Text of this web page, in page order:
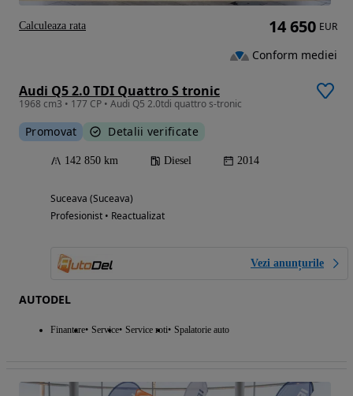
Audi Q5 2.0 TDI Quattro S tronic
1968 cm3 • 177 CP • Audi Q5 2.0tdi quattro s-tronic
Promovat Detalii verificate
142 850 km Diesel 2014
Suceava (Suceava)
Profesionist • Reactualizat
Vezi anunțurile
AUTODEL
Finantare Service Service roti Spalatorie auto
14 650 EUR
Conform mediei
Calculeaza rata